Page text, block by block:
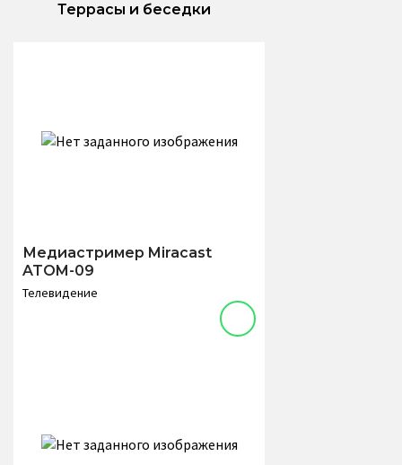
Террасы и беседки
Медиастример Miracast
ATOM-09
Телевидение